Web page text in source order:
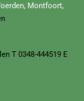
Montfoort,
T 0348-444519 E